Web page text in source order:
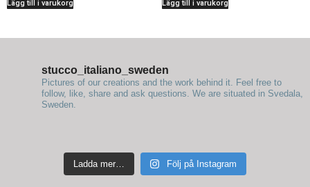
Lägg till i varukorg Lägg till i varukorg
stucco_italiano_sweden
Pictures of our creations and the work behind it. Feel free to
follow, like, share and ask questions. We are situated in Svedala,
Sweden.
Ladda mer… Följ på Instagram